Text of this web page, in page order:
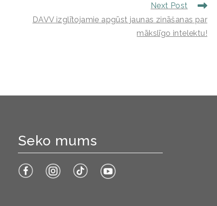
Next Post
DAVV izglītojamie apgūst jaunas zināšanas par
mākslīgo intelektu!
Seko mums